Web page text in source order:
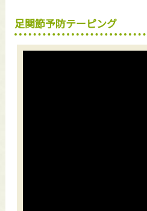
足関節予防テーピング